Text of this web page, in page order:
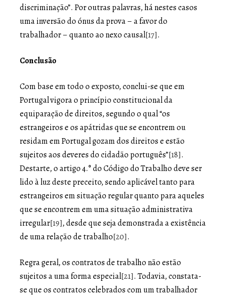
discriminação”. Por outras palavras, há nestes casos
uma inversão do ónus da prova – a favor do
trabalhador – quanto ao nexo causal[17].
Conclusão
Com base em todo o exposto, conclui-se que em
Portugal vigora o princípio constitucional da
equiparação de direitos, segundo o qual “os
estrangeiros e os apátridas que se encontrem ou
residam em Portugal gozam dos direitos e estão
sujeitos aos deveres do cidadão português”[18].
Destarte, o artigo 4.° do Código do Trabalho deve ser
lido à luz deste preceito, sendo aplicável tanto para
estrangeiros em situação regular quanto para aqueles
que se encontrem em uma situação administrativa
irregular[19], desde que seja demonstrada a existência
de uma relação de trabalho[20].
Regra geral, os contratos de trabalho não estão
sujeitos a uma forma especial[21]. Todavia, constata-
se que os contratos celebrados com um trabalhador